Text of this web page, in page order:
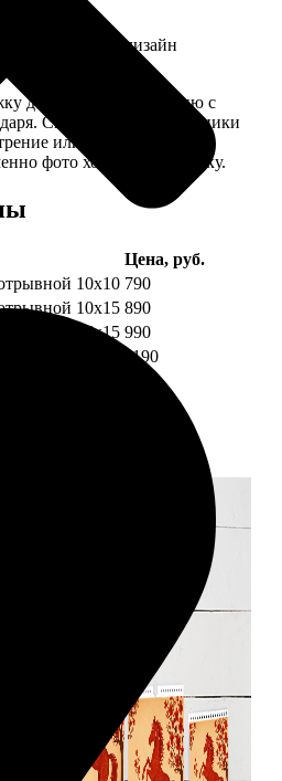
стандартная, дизайн
добавляем фотографию с
Снимок наши сотрудники
или пишите в
фото хотите на обложку.
Цена, руб.
10x10 790
10x15 890
15x15 990
15x20
1190